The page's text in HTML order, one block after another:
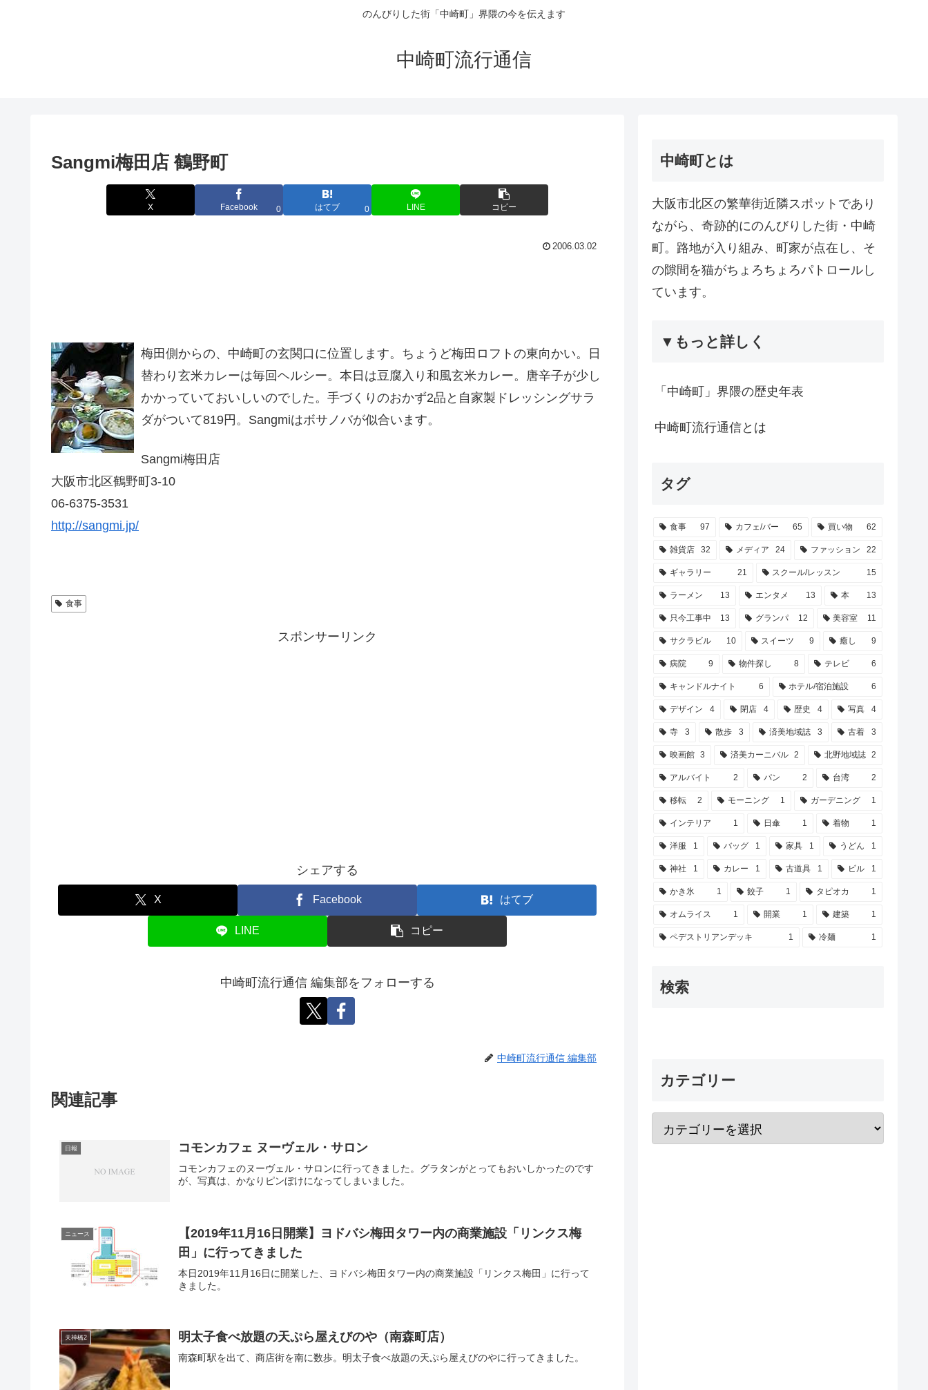
のんびりした街「中崎町」界隈の今を伝えます
中崎町流行通信
Sangmi梅田店 鶴野町
X Facebook 0 はてブ 0 LINE コピー
2006.03.02
梅田側からの、中崎町の玄関口に位置します。ちょうど梅田ロフトの東向かい。日
替わり玄米カレーは毎回ヘルシー。本日は豆腐入り和風玄米カレー。唐辛子が少し
かかっていておいしいのでした。手づくりのおかず2品と自家製ドレッシングサラ
ダがついて819円。Sangmiはボサノバが似合います。
Sangmi梅田店
大阪市北区鶴野町3-10
06-6375-3531
http://sangmi.jp/
食事
スポンサーリンク
シェアする
X Facebook はてブ
LINE コピー
中崎町流行通信 編集部をフォローする
中崎町流行通信 編集部
関連記事
日報 コモンカフェ ヌーヴェル・サロン
コモンカフェのヌーヴェル・サロンに行ってきました。グラタンがとってもおいしかったのです
が、写真は、かなりピンぼけになってしまいました。
ニュース
【2019年11月16日開業】ヨドバシ梅田タワー内の商業施設「リンクス梅
田」に行ってきました
本日2019年11月16日に開業した、ヨドバシ梅田タワー内の商業施設「リンクス梅田」に行って
きました。
天神橋2 明太子食べ放題の天ぷら屋えびのや（南森町店）
南森町駅を出て、商店街を南に数歩。明太子食べ放題の天ぷら屋えびのやに行ってきました。
中崎町とは
大阪市北区の繁華街近隣スポットであり
ながら、奇跡的にのんびりした街・中崎
町。路地が入り組み、町家が点在し、そ
の隙間を猫がちょろちょろパトロールし
ています。
▼もっと詳しく
「中崎町」界隈の歴史年表
中崎町流行通信とは
タグ
食事 97 カフェ/バー 65 買い物 62
雑貨店 32 メディア 24 ファッション 22
ギャラリー 21 スクール/レッスン 15
ラーメン 13 エンタメ 13 本 13
只今工事中 13 グランパ 12 美容室 11
サクラビル 10 スイーツ 9 癒し 9
病院 9 物件探し 8 テレビ 6
キャンドルナイト 6 ホテル/宿泊施設 6
デザイン 4 閉店 4 歴史 4 写真 4
寺 3 散歩 3 済美地域誌 3 古着 3
映画館 3 済美カーニバル 2 北野地域誌 2
アルバイト 2 パン 2 台湾 2
移転 2 モーニング 1 ガーデニング 1
インテリア 1 日傘 1 着物 1
洋服 1 バッグ 1 家具 1 うどん 1
神社 1 カレー 1 古道具 1 ビル 1
かき氷 1 餃子 1 タピオカ 1
オムライス 1 開業 1 建築 1
ペデストリアンデッキ 1 冷麺 1
検索
カテゴリー